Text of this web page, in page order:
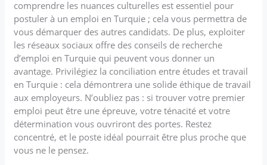
comprendre les nuances culturelles est essentiel pour
postuler à un emploi en Turquie ; cela vous permettra de
vous démarquer des autres candidats. De plus, exploiter
les réseaux sociaux offre des conseils de recherche
d’emploi en Turquie qui peuvent vous donner un
avantage. Privilégiez la conciliation entre études et travail
en Turquie : cela démontrera une solide éthique de travail
aux employeurs. N’oubliez pas : si trouver votre premier
emploi peut être une épreuve, votre ténacité et votre
détermination vous ouvriront des portes. Restez
concentré, et le poste idéal pourrait être plus proche que
vous ne le pensez.